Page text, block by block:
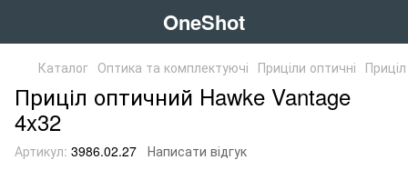
OneShot
Каталог Оптика та комплектуючі Приціли оптичні
Приціл оптичний Hawke Vantage
4x32
Артикул: 3986.02.27 Написати відгук